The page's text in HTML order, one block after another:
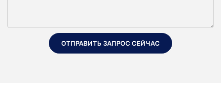
ОТПРАВИТЬ ЗАПРОС СЕЙЧАС